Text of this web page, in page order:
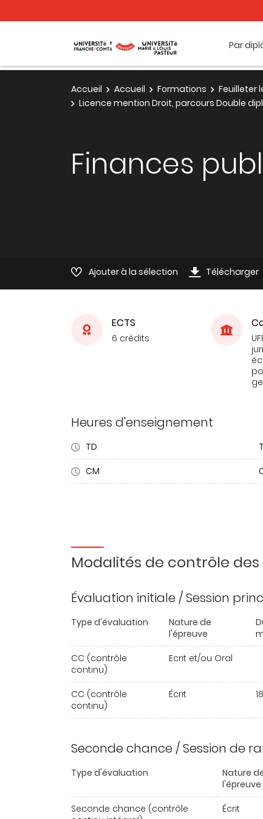
Par
Accueil Accueil Formations Feuilleter
Licence mention Droit, parcours Double
Finances
Ajouter à la sélection Télécharger
ECTS
6 crédits
Heures d'enseignement
TD
CM
Modalités de contrôle
Évaluation initiale / Session
Type d'évaluation
Nature de
l'épreuve
CC (contrôle
continu)
Ecrit et/ou Oral
CC (contrôle
continu)
Écrit
Seconde chance / Session de
Type d'évaluation
Nature
l'épreuve
Seconde chance (contrôle
Écrit